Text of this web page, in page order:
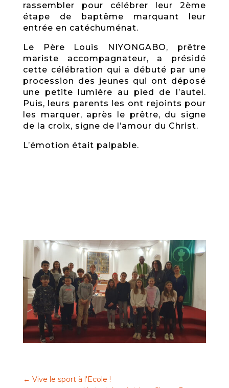
rassembler pour célébrer leur 2ème
étape de baptême marquant leur
entrée en catéchuménat.
Le Père Louis NIYONGABO, prêtre
mariste accompagnateur, a présidé
cette célébration qui a débuté par une
procession des jeunes qui ont déposé
une petite lumière au pied de l’autel.
Puis, leurs parents les ont rejoints pour
les marquer, après le prêtre, du signe
de la croix, signe de l’amour du Christ.
L’émotion était palpable.
← Vive le sport à l'Ecole !